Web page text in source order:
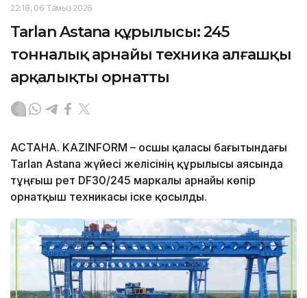
22:18, 06 Тамыз 2026
Tarlan Astana құрылысы: 245
тонналық арнайы техника алғашқы
арқалықты орнатты
АСТАНА. KAZINFORM – Қосшы қаласы бағытындағы
Tarlan Astana жүйесі желісінің құрылысы аясында
тұңғыш рет DF30/245 маркалы арнайы көпір
орнатқыш техникасы іске қосылды.